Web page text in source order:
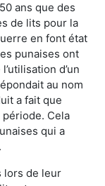
ans que des
de lits pour la
en font état
punaises ont
d’un
au nom
a fait que
Cela
qui a
lors de leur